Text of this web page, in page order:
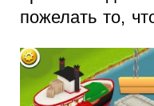
пожелать то,